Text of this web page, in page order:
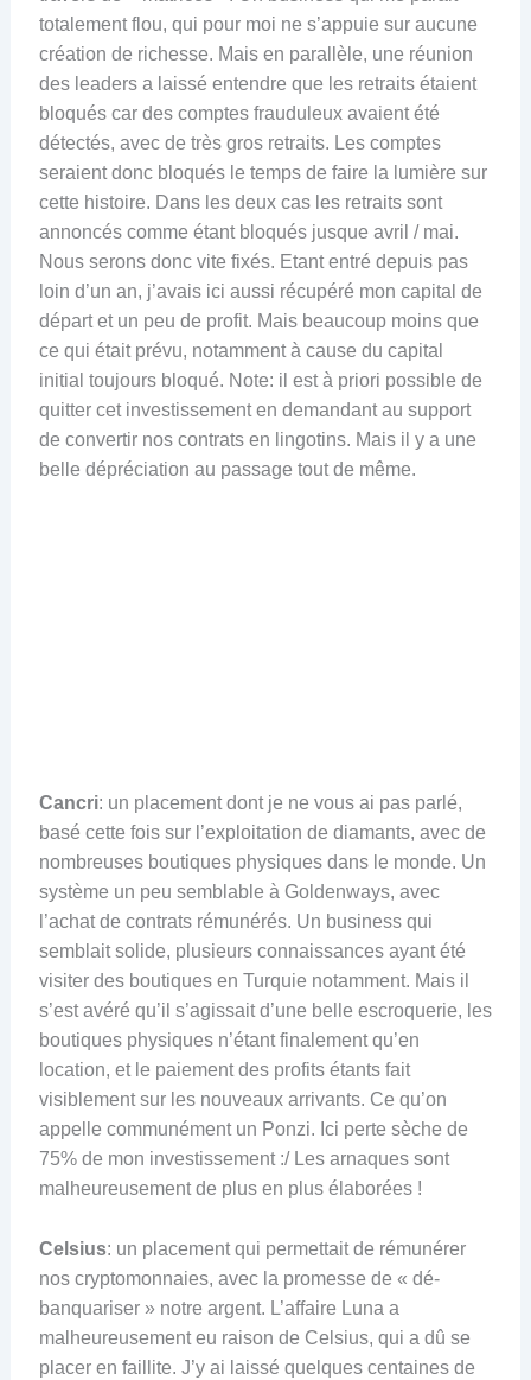
totalement flou, qui pour moi ne s’appuie sur aucune
création de richesse. Mais en parallèle, une réunion
des leaders a laissé entendre que les retraits étaient
bloqués car des comptes frauduleux avaient été
détectés, avec de très gros retraits. Les comptes
seraient donc bloqués le temps de faire la lumière sur
cette histoire. Dans les deux cas les retraits sont
annoncés comme étant bloqués jusque avril / mai.
Nous serons donc vite fixés. Etant entré depuis pas
loin d’un an, j’avais ici aussi récupéré mon capital de
départ et un peu de profit. Mais beaucoup moins que
ce qui était prévu, notamment à cause du capital
initial toujours bloqué. Note: il est à priori possible de
quitter cet investissement en demandant au support
de convertir nos contrats en lingotins. Mais il y a une
belle dépréciation au passage tout de même.
Cancri: un placement dont je ne vous ai pas parlé,
basé cette fois sur l’exploitation de diamants, avec de
nombreuses boutiques physiques dans le monde. Un
système un peu semblable à Goldenways, avec
l’achat de contrats rémunérés. Un business qui
semblait solide, plusieurs connaissances ayant été
visiter des boutiques en Turquie notamment. Mais il
s’est avéré qu’il s’agissait d’une belle escroquerie, les
boutiques physiques n’étant finalement qu’en
location, et le paiement des profits étants fait
visiblement sur les nouveaux arrivants. Ce qu’on
appelle communément un Ponzi. Ici perte sèche de
75% de mon investissement :/ Les arnaques sont
malheureusement de plus en plus élaborées !
Celsius: un placement qui permettait de rémunérer
nos cryptomonnaies, avec la promesse de « dé-
banquariser » notre argent. L’affaire Luna a
malheureusement eu raison de Celsius, qui a dû se
placer en faillite. J’y ai laissé quelques centaines de